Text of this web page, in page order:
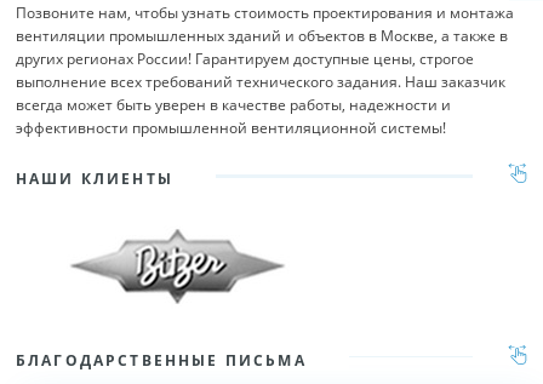
Позвоните нам, чтобы узнать стоимость проектирования и монтажа
вентиляции промышленных зданий и объектов в Москве, а также в
других регионах России! Гарантируем доступные цены, строгое
выполнение всех требований технического задания. Наш заказчик
всегда может быть уверен в качестве работы, надежности и
эффективности промышленной вентиляционной системы!
НАШИ КЛИЕНТЫ
БЛАГОДАРСТВЕННЫЕ ПИСЬМА